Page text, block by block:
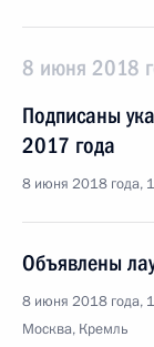
8 июня 2018
Подписаны
2017 года
8 июня 2018 года,
Объявлены
8 июня 2018 года,
Москва, Кремль